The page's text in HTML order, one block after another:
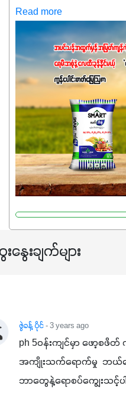
သေးရင်တော့ ဒီစာလေးကို
အပင်တိုင်းအတွက် အဓိကအာဟ
အက်စစ်တို့ အချိုးကျ ပေါင်း
ဓာတ်မြေဩဇာဖြစ်ပါတယ်။
ကတော့ နိုက်ထရိုဂျင် 19%
မှုကို အားပေးကာ သီးနှံပင်မျ
ပြီး အစာချက်လုပ်မှုအားကေ
ကြီးထွားမှုကို တိုးမြင့်စေက
သင့်တော်တဲ့ Phosphorus
ဖွဲ့စည်းတည်ဆောက်မှုကို ပို၍သ
တယ်။ ဒါ့အပြင် ပန်းပွင့်ခြင်း
လုပ်ငန်းစဉ်များကိုလည်း အ
အရသာ ပိုမိုကောင်းမွန်စ
ဖြစ်ပါတယ်။ ဟူးမစ်အက်စစ်ပ
နှံစားသီးနှံများ၊ပဲအမျိုးမျိုး
အားလုံးမှာ အသုံးပြုနိုင်တယ်
ပါဖက်(perfect)မယ့် စမတ်သီ
မလို့ အတွေးမများဘဲ သီးနှံတို
မတ်သီးစုံကို သုံးကြပါစို့....
Read more
နွေးချက်များ
ဇွဲခန့် ပိုင်- 3 years ago
ph 5ဝန်းကျင်မှာ ဖော့စဖိ
အကျိုးသက်ရောက်မှု  ဘယ်လ
ဘာတွေနဲ့ရောစပ်ကျွေးသင့်ပ